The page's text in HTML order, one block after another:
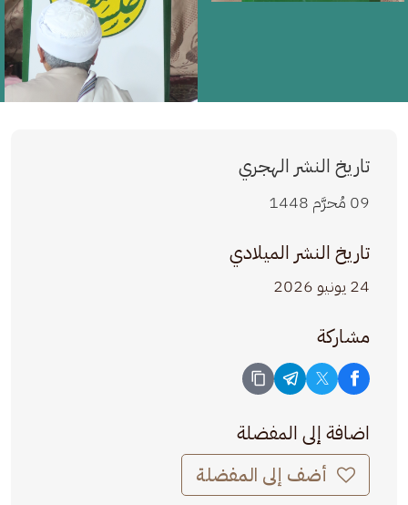
تاريخ النشر الهجري
09 مُحرَّم 1448
تاريخ النشر الميلادي
24 يونيو 2026
مشاركة
اضافة إلى المفضلة
أضف إلى المفضلة